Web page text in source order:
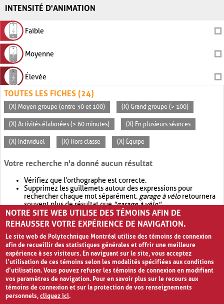
INTENSITÉ D'ANIMATION
Faible
Moyenne
Élevée
TOUTES LES FICHES (24)
(X) Moyen groupe (entre 30 et 100) (X) Grand groupe (> 100)
(X) Activités élaborées (> 60 minutes) (X) En plusieurs séances
(X) Individuel (X) Hors classe (X) Équipe
Votre recherche n'a donné aucun résultat
Vérifiez que l'orthographe est correcte.
Supprimez les guillemets autour des expressions pour
rechercher chaque mot séparément. garage à véloretournera
souvent plus de résultat que"garage à vélo".
Envisagez d'élargir votre recherche avec OR.garage OR vélo
retournera souvent plus de résultat quegarage à vélo
NOTRE SITE WEB UTILISE DES TÉMOINS AFIN DE
REHAUSSER VOTRE EXPÉRIENCE DE NAVIGATION.
Le site web de Polytechnique Montréal utilise des témoins de connexion
afin de recueillir des statistiques générales et offrir une meilleure
expérience à ses visiteurs. En naviguant sur le site, vous acceptez
l’utilisation de ces témoins selon les modalités spécifiées aux conditions
d’utilisation. Vous pouvez refuser les témoins de connexion en modifiant
vos paramètres de navigation. Pour en savoir plus sur le recours aux
témoins de connexion et sur la protection de vos renseignements
personnels,cliquez ici.